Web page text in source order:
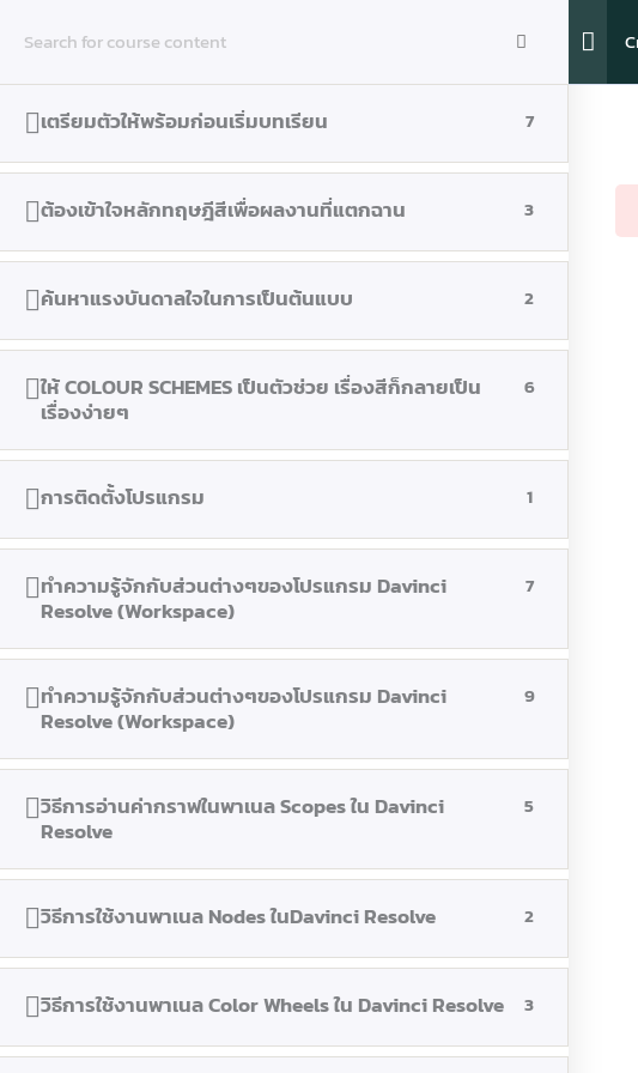
VDOPIC.com
Home Courses Course Online
เตรียมตัวให้พร้อมก่อนเริ่มบทเรียน 7
ต้องเข้าใจหลักทฤษฎีสีเพื่อผลงานที่แตกฉาน 3
ค้นหาแรงบันดาลใจในการเป็นต้นแบบ 2
ให้ COLOUR SCHEMES เป็นตัวช่วย เรื่องสีก็กลายเป็น
เรื่องง่ายๆ
6
การติดตั้งโปรแกรม 1
ทำความรู้จักกับส่วนต่างๆของโปรแกรม Davinci
Resolve (Workspace)
7
ทำความรู้จักกับส่วนต่างๆของโปรแกรม Davinci
Resolve (Workspace)
9
วิธีการอ่านค่ากราฟในพาเนล Scopes ใน Davinci
Resolve
5
วิธีการใช้งานพาเนล Nodes ในDavinci Resolve 2
วิธีการใช้งานพาเนล Color Wheels ใน Davinci Resolve 3
Copyright © 2026VDOPIC.com| Powered by BIZBUDDY1.com